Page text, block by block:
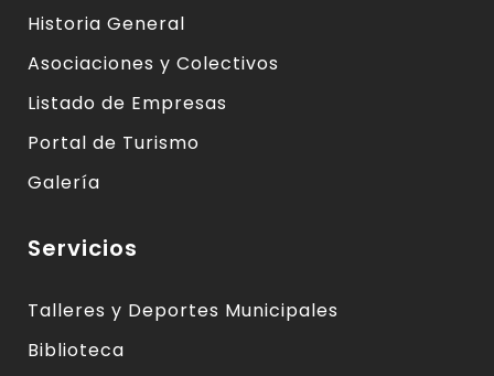
Historia General
Asociaciones y Colectivos
Listado de Empresas
Portal de Turismo
Galería
Servicios
Talleres y Deportes Municipales
Biblioteca